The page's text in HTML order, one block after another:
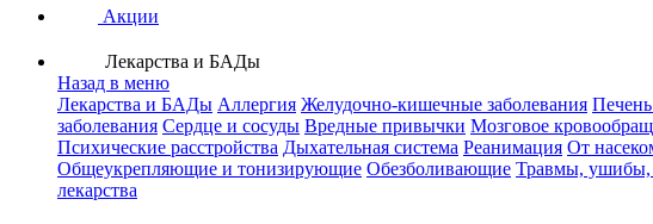
Акции
Лекарства и БАДы
Назад в меню
Лекарства и БАДы Аллергия Желудочно-кишечные заболевания
заболевания Сердце и сосуды Вредные привычки Мозговое
Психические расстройства Дыхательная система Реанимация От
Общеукрепляющие и тонизирующие Обезболивающие Травмы, ушибы,
лекарства